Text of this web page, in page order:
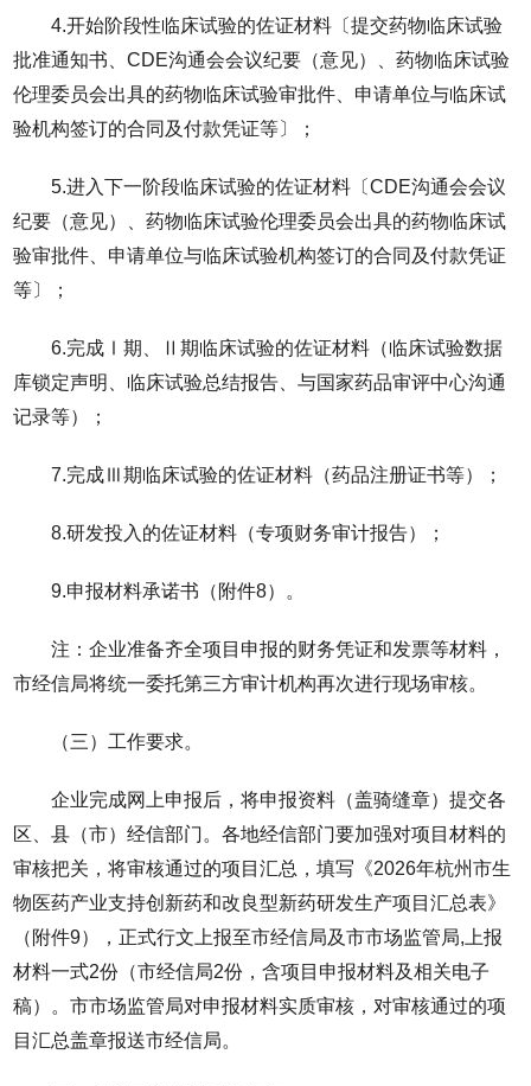
4.开始阶段性临床试验的佐证材料〔提交药物临床试验
批准通知书、CDE沟通会会议纪要（意见）、药物临床试验
伦理委员会出具的药物临床试验审批件、申请单位与临床试
验机构签订的合同及付款凭证等〕；
5.进入下一阶段临床试验的佐证材料〔CDE沟通会会议
纪要（意见）、药物临床试验伦理委员会出具的药物临床试
验审批件、申请单位与临床试验机构签订的合同及付款凭证
等〕；
6.完成Ⅰ期、Ⅱ期临床试验的佐证材料（临床试验数据
库锁定声明、临床试验总结报告、与国家药品审评中心沟通
记录等）；
7.完成Ⅲ期临床试验的佐证材料（药品注册证书等）；
8.研发投入的佐证材料（专项财务审计报告）；
9.申报材料承诺书（附件8）。
注：企业准备齐全项目申报的财务凭证和发票等材料，
市经信局将统一委托第三方审计机构再次进行现场审核。
（三）工作要求。
企业完成网上申报后，将申报资料（盖骑缝章）提交各
区、县（市）经信部门。各地经信部门要加强对项目材料的
审核把关，将审核通过的项目汇总，填写《2026年杭州市生
物医药产业支持创新药和改良型新药研发生产项目汇总表》
（附件9），正式行文上报至市经信局及市市场监管局,上报
材料一式2份（市经信局2份，含项目申报材料及相关电子
稿）。市市场监管局对申报材料实质审核，对审核通过的项
目汇总盖章报送市经信局。